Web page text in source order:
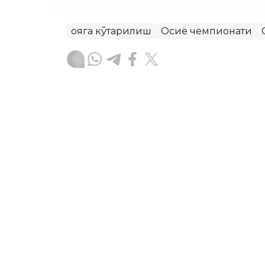
Қояга кўтарилиш Осиё чемпионати